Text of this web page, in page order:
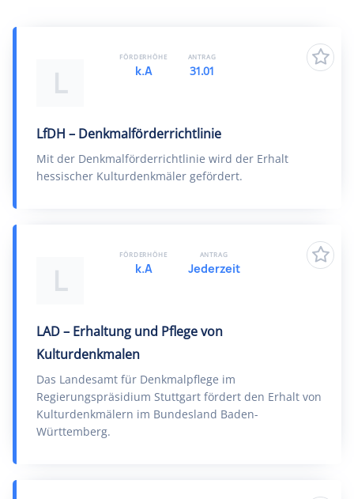
L
LfDH – Denkmalförderrichtlinie
Mit der Denkmalförderrichtlinie wird der Erhalt
hessischer Kulturdenkmäler gefördert.
FÖRDERHÖHE
k.A
ANTRAG
31.01
L
LAD – Erhaltung und Pflege von
Kulturdenkmalen
Das Landesamt für Denkmalpflege im
Regierungspräsidium Stuttgart fördert den Erhalt von
Kulturdenkmälern im Bundesland Baden-
Württemberg.
FÖRDERHÖHE
k.A
ANTRAG
Jederzeit